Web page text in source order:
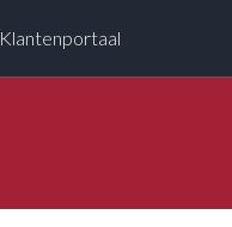
Klantenportaal